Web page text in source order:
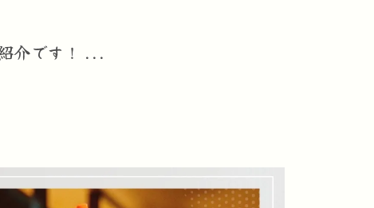
介です！ ...